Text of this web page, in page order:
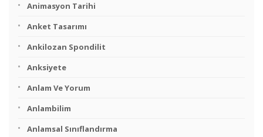
Animasyon Tarihi
Anket Tasarımı
Ankilozan Spondilit
Anksiyete
Anlam Ve Yorum
Anlambilim
Anlamsal Sınıflandırma